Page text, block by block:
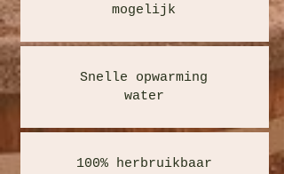
mogelijk
Snelle opwarming
water
100% herbruikbaar